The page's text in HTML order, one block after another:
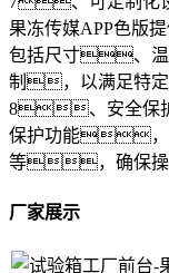
果冻传媒APP色版
包括尺寸、
制，以满足特
8、安全保
保护功能，
等，确保操
厂家展示